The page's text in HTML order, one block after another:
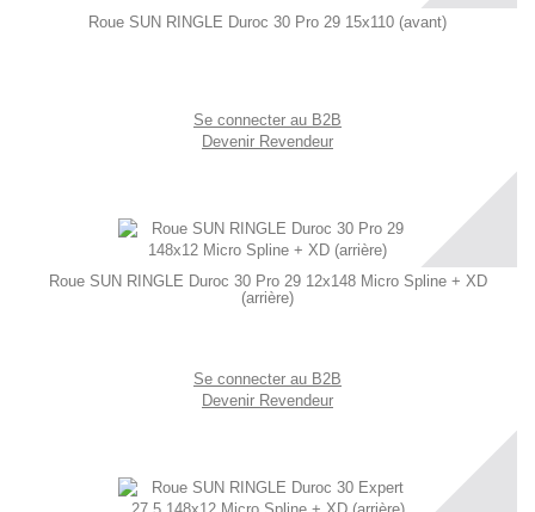
Roue SUN RINGLE Duroc 30 Pro 29 15x110 (avant)
Se connecter au B2B
Devenir Revendeur
Roue SUN RINGLE Duroc 30 Pro 29 12x148 Micro Spline + XD
(arrière)
Se connecter au B2B
Devenir Revendeur